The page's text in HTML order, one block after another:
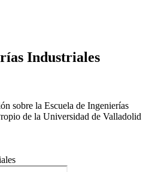
Industriales
sobre la Escuela de Ingenierías
de la Universidad de Valladolid